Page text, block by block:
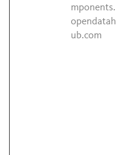
mponents.
opendatah
ub.com